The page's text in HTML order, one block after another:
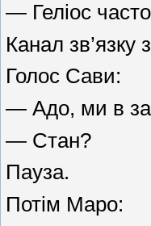
— Геліос
Канал зв’язку
Голос Сави:
— Адо, ми в
— Стан?
Пауза.
Потім Маро: